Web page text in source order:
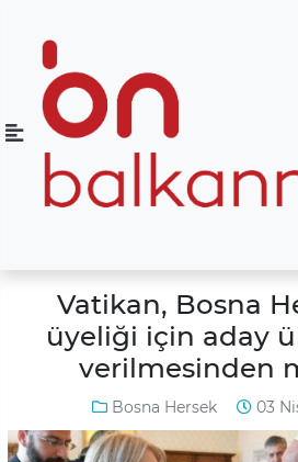
Vatikan, Bosna
üyeliği için aday
verilmesinden
Bosna Hersek 03